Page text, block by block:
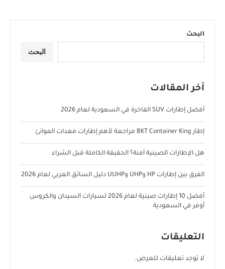
البحث
البحث
آخر المقالات
أفضل إطارات SUV الفاخرة في السعودية لعام 2026
إطار BKT Container King مراجعة لأهم إطارات معدات الموانئ
هل الإطارات الصينية آمنة؟ الحقيقة الكاملة قبل الشراء
الفرق بين إطارات HP وUHP وUUHP دليل السائق العربي لعام 2026
أفضل 10 إطارات صينية لعام 2026 لسيارات السيدان والكروس
أوفر في السعودية
التعليقات
لا توجد تعليقات للعرض.